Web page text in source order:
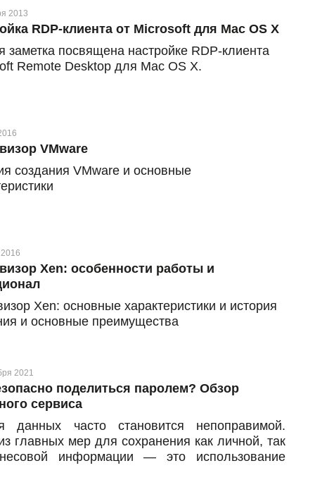
если вы впервые заказали виртуальную
и только начинаете работу в облаке.
2013
RDP-клиента от Microsoft для Mac OS X
заметка посвящена настройке RDP-клиента
Remote Desktop для Mac OS X.
VMware
создания VMware и основные
Xen: особенности работы и
Xen: основные характеристики и история
и основные преимущества
2021
поделиться паролем? Обзор
сервиса
данных часто становится непоправимой.
главных мер для сохранения как личной, так
информации — это использование